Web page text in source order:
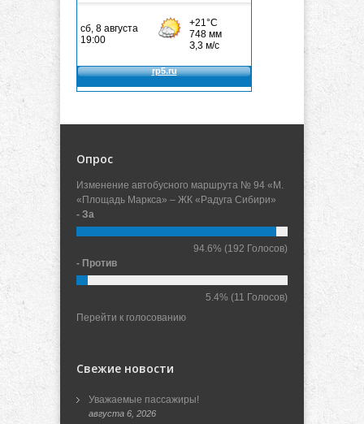
Опрос
Изменение автобусного маршрута № 94 «М.
«Площадь Маркса» – ЖК «Радуга Сибири»
- За
94.6% (192 Голосов)
- Против
5.4% (11 Голосов)
Перейти к голосованию
Свежие новости
Уважаемые пассажиры!
августа 6, 2026